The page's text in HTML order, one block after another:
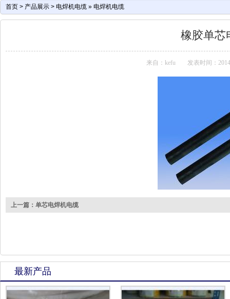
首页 > 产品展示 > 电焊机电缆 » 电焊机电缆
橡胶单芯
来自：kefu 发表时间：
上一篇：单芯电焊机电缆
最新产品